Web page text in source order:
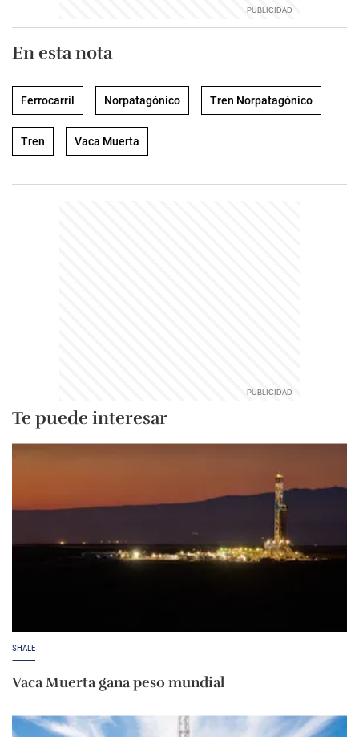
En esta nota
Ferrocarril Norpatagónico Tren Norpatagónico
Tren Vaca Muerta
Te puede interesar
SHALE
Vaca Muerta gana peso mundial